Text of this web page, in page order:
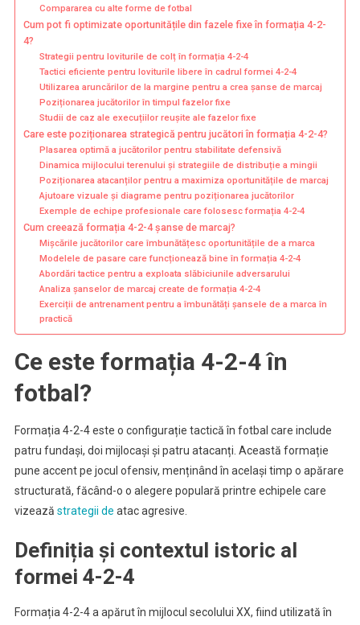
Compararea cu alte forme de fotbal
Cum pot fi optimizate oportunitățile din fazele fixe în formația 4-2-
4?
Strategii pentru loviturile de colț în formația 4-2-4
Tactici eficiente pentru loviturile libere în cadrul formei 4-2-4
Utilizarea aruncărilor de la margine pentru a crea șanse de marcaj
Poziționarea jucătorilor în timpul fazelor fixe
Studii de caz ale execuțiilor reușite ale fazelor fixe
Care este poziționarea strategică pentru jucători în formația 4-2-4?
Plasarea optimă a jucătorilor pentru stabilitate defensivă
Dinamica mijlocului terenului și strategiile de distribuție a mingii
Poziționarea atacanților pentru a maximiza oportunitățile de marcaj
Ajutoare vizuale și diagrame pentru poziționarea jucătorilor
Exemple de echipe profesionale care folosesc formația 4-2-4
Cum creează formația 4-2-4 șanse de marcaj?
Mișcările jucătorilor care îmbunătățesc oportunitățile de a marca
Modelele de pasare care funcționează bine în formația 4-2-4
Abordări tactice pentru a exploata slăbiciunile adversarului
Analiza șanselor de marcaj create de formația 4-2-4
Exerciții de antrenament pentru a îmbunătăți șansele de a marca în
practică
Ce este formația 4-2-4 în
fotbal?
Formația 4-2-4 este o configurație tactică în fotbal care include
patru fundași, doi mijlocași și patru atacanți. Această formație
pune accent pe jocul ofensiv, menținând în același timp o apărare
structurată, făcând-o o alegere populară printre echipele care
vizează strategii de atac agresive.
Definiția și contextul istoric al
formei 4-2-4
Formația 4-2-4 a apărut în mijlocul secolului XX, fiind utilizată în